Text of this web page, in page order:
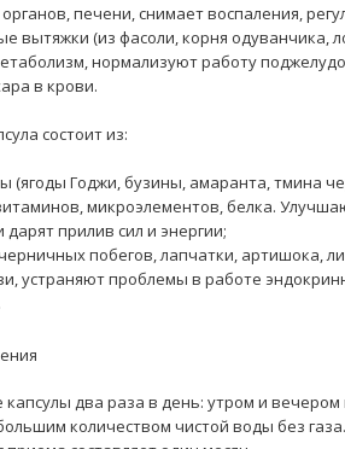
печени, снимает воспаления,
вытяжки (из фасоли, корня одуванчика,
нормализуют работу
в крови.
состоит из:
(ягоды Годжи, бузины, амаранта, тмина
микроэлементов, белка.
прилив сил и энергии;
побегов, лапчатки, артишока,
устраняют проблемы в работе
два раза в день: утром и вечером
количеством чистой воды без газа.